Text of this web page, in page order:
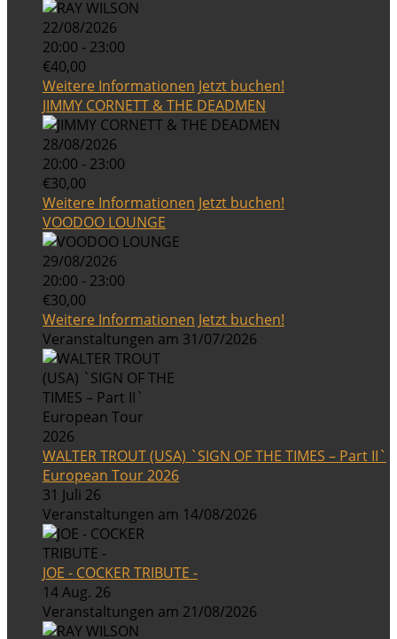
22/08/2026
20:00 - 23:00
€40,00
Weitere Informationen Jetzt buchen!
JIMMY CORNETT & THE DEADMEN
28/08/2026
20:00 - 23:00
€30,00
Weitere Informationen Jetzt buchen!
VOODOO LOUNGE
29/08/2026
20:00 - 23:00
€30,00
Weitere Informationen Jetzt buchen!
Veranstaltungen am 31/07/2026
WALTER TROUT (USA) `SIGN OF THE TIMES – Part II`
European Tour 2026
31 Juli 26
Veranstaltungen am 14/08/2026
JOE - COCKER TRIBUTE -
14 Aug. 26
Veranstaltungen am 21/08/2026